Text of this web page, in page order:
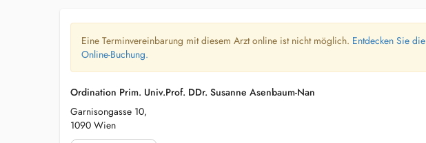
Eine Terminvereinbarung mit diesem Arzt online ist nicht möglich. Entdecken Sie die
Online-Buchung.
Ordination Prim. Univ.Prof. DDr. Susanne Asenbaum-Nan
Garnisongasse 10,
1090 Wien